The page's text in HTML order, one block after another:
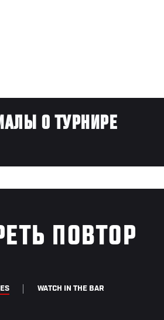
О ТУРНИРЕ
ПОВТОР
WATCH IN THE BAR